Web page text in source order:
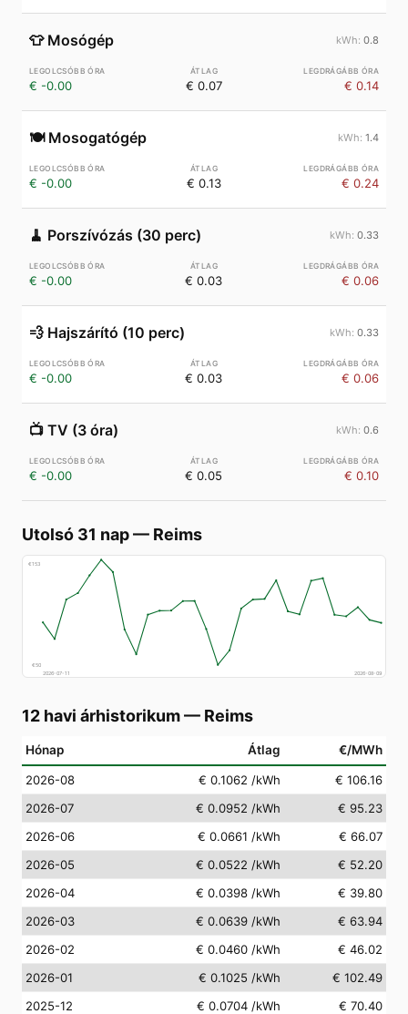
👕 Mosógép 0.8
€ -0.00 € 0.07 € 0.14
🍽️ Mosogatógép 1.4
€ -0.00 € 0.13 € 0.24
🧹 Porszívózás (30 perc) 0.33
€ -0.00 € 0.03 € 0.06
💨 Hajszárító (10 perc) 0.33
€ -0.00 € 0.03 € 0.06
📺 TV (3 óra) 0.6
€ -0.00 € 0.05 € 0.10
Utolsó 31 nap— Reims
€153
€50
2026-07-11
2026-08-09
12 havi árhistorikum— Reims
Hónap Átlag €/MWh
2026-08 € 0.1062 /kWh
€ 106.16
2026-07
€ 0.0952 /kWh
€ 95.23
2026-06
€ 0.0661 /kWh
€ 66.07
2026-05
€ 0.0522 /kWh
€ 52.20
2026-04
€ 0.0398 /kWh
€ 39.80
2026-03
€ 0.0639 /kWh
€ 63.94
2026-02
€ 0.0460 /kWh
€ 46.02
2026-01
€ 0.1025 /kWh
€ 102.49
2025-12
€ 0.0704 /kWh
€ 70.40